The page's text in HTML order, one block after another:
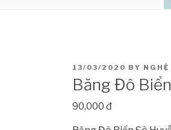
POSTED
ON
13/03/2020 BY
Băng Đô
90,000 đ